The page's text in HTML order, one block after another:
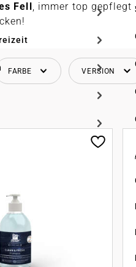
Fell , immer top gepflegt
FARBE VERSION